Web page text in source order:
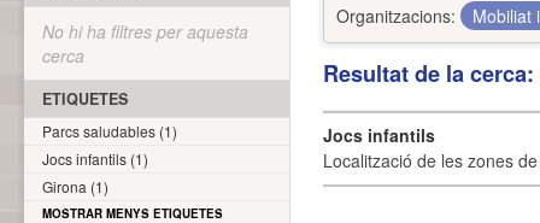
Organitzacions:
Mobiliat
Resultat de la
Jocs infantils
Localització de les zones
No hi ha filtres per aquesta
cerca
ETIQUETES
Parcs saludables (1)
Jocs infantils (1)
Girona (1)
MOSTRAR MENYS ETIQUETES